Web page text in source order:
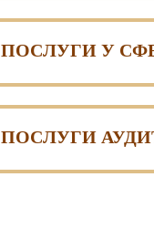
ПОСЛУГИ У
ПОСЛУГИ